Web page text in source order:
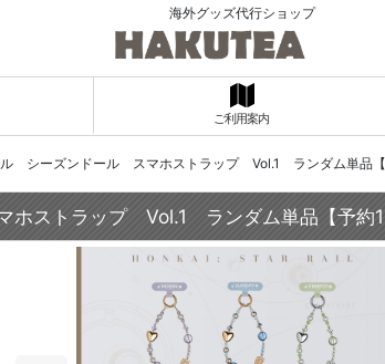
海外グッズ代行ショップ
ご利用案内
ル シーズンドール スマホストラップ Vol.1 ランダム単品【
ストラップ Vol.1 ランダム単品【予約